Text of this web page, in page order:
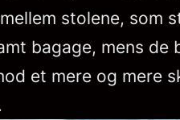
stolene, som
bagage, mens
et mere og mere